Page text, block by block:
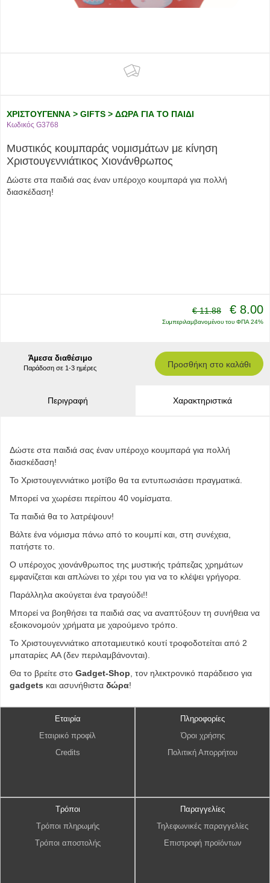
ΧΡΙΣΤΟΥΓΕΝΝΑ > GIFTS > ΔΩΡΑ ΓΙΑ ΤΟ ΠΑΙΔΙ
Κωδικός G3768
Μυστικός κουμπαράς νομισμάτων με κίνηση
Χριστουγεννιάτικος Χιονάνθρωπος
Δώστε στα παιδιά σας έναν υπέροχο κουμπαρά για πολλή
διασκέδαση!
€ 11.88 € 8.00
Συμπεριλαμβανομένου του ΦΠΑ 24%
Άμεσα διαθέσιμο
Παράδοση σε 1-3 ημέρες Προσθήκη στο καλάθι
Περιγραφή Χαρακτηριστικά
Δώστε στα παιδιά σας έναν υπέροχο κουμπαρά για πολλή
διασκέδαση!
Το Χριστουγεννιάτικο μοτίβο θα τα εντυπωσιάσει πραγματικά.
Μπορεί να χωρέσει περίπου 40 νομίσματα.
Τα παιδιά θα το λατρέψουν!
Βάλτε ένα νόμισμα πάνω από το κουμπί και, στη συνέχεια,
πατήστε το.
Ο υπέροχος χιονάνθρωπος της μυστικής τράπεζας χρημάτων
εμφανίζεται και απλώνει το χέρι του για να το κλέψει γρήγορα.
Παράλληλα ακούγεται ένα τραγούδι!!
Μπορεί να βοηθήσει τα παιδιά σας να αναπτύξουν τη συνήθεια να
εξοικονομούν χρήματα με χαρούμενο τρόπο.
Το Χριστουγεννιάτικο αποταμιευτικό κουτί τροφοδοτείται από 2
μπαταρίες AA (δεν περιλαμβάνονται).
Θα το βρείτε στο Gadget-Shop , τον ηλεκτρονικό παράδεισο για
gadgets και ασυνήθιστα δώρα!
Εταιρία
Εταιρικό προφίλ
Credits
Πληροφορίες
Όροι χρήσης
Πολιτική Απορρήτου
Τρόποι
Τρόποι πληρωμής
Τρόποι αποστολής
Παραγγελίες
Τηλεφωνικές παραγγελίες
Επιστροφή προϊόντων